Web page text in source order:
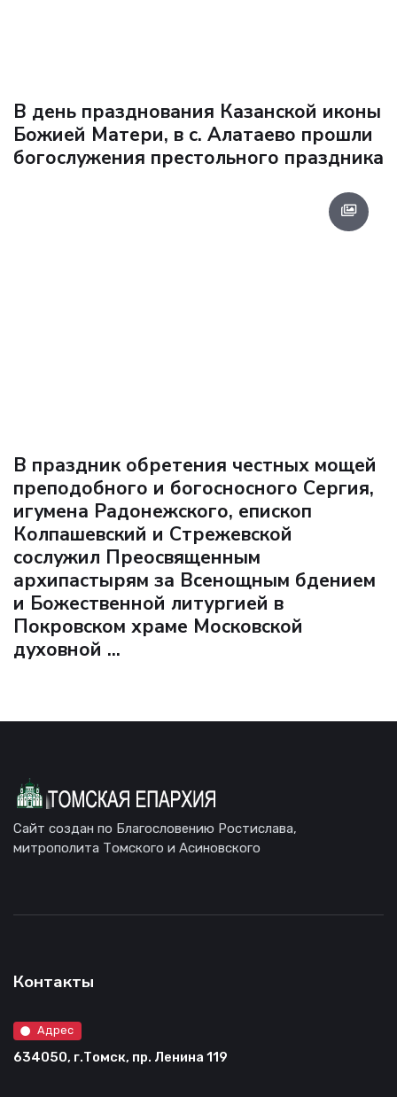
В день празднования Казанской иконы
Божией Матери, в с. Алатаево прошли
богослужения престольного праздника
В праздник обретения честных мощей
преподобного и богосносного Сергия,
игумена Радонежского, епископ
Колпашевский и Стрежевской
сослужил Преосвященным
архипастырям за Всенощным бдением
и Божественной литургией в
Покровском храме Московской
духовной ...
Сайт создан по Благословению Ростислава,
митрополита Томского и Асиновского
Контакты
Адрес
634050, г.Томск, пр. Ленина 119